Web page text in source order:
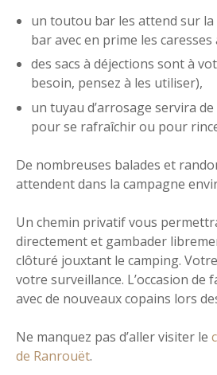
un toutou bar les attend sur
bar avec en prime les
des sacs à déjections sont à
besoin, pensez à les utiliser),
un tuyau d’arrosage servira
pour se rafraîchir ou pour
De nombreuses balades et
attendent dans la campagne
Un chemin privatif vous
directement et gambader
clôturé jouxtant le camping.
votre surveillance. L’occasion de
avec de nouveaux copains lors
Ne manquez pas d’aller visiter le
de Ranrouët.